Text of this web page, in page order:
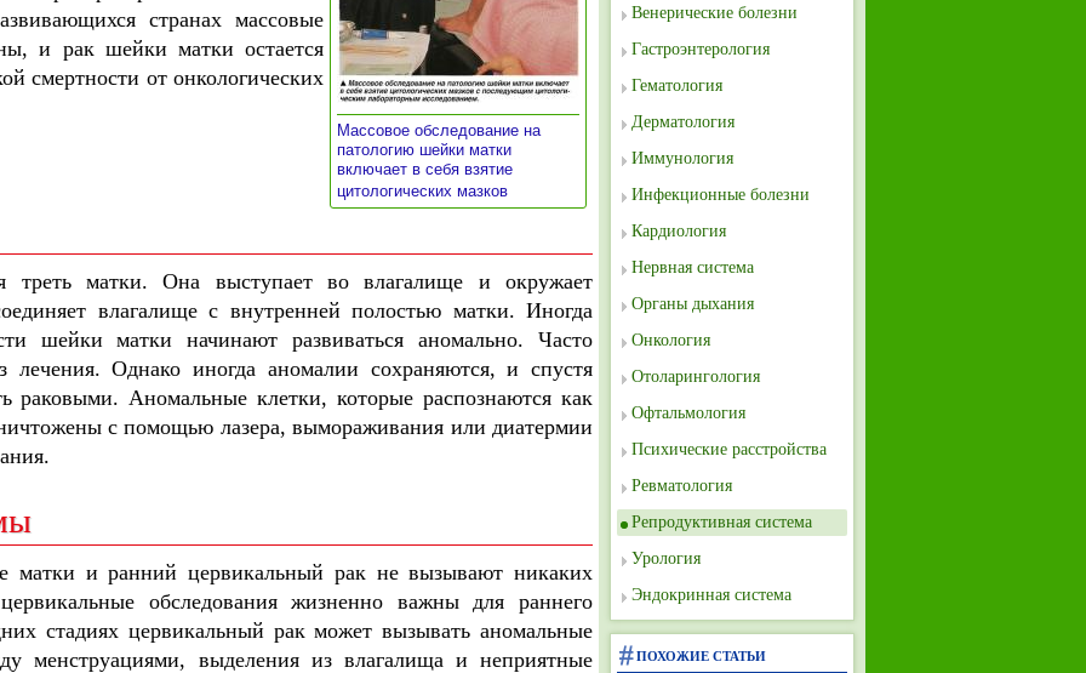
Массовое обследование на
патологию шейки матки
включает в себя взятие
цитологических мазков
странах массовые
и рак шейки матки остается
смертности от онкологических
матки. Она выступает во влагалище и окружает
влагалище с внутренней полостью матки. Иногда
шейки матки начинают развиваться аномально. Часто
лечения. Однако иногда аномалии сохраняются, и спустя
раковыми. Аномальные клетки, которые распознаются как
с помощью лазера, вымораживания или диатермии
матки и ранний цервикальный рак не вызывают никаких
обследования жизненно важны для раннего
стадиях цервикальный рак может вызывать аномальные
менструациями, выделения из влагалища и неприятные
Венерические болезни
Гастроэнтерология
Гематология
Дерматология
Иммунология
Инфекционные болезни
Кардиология
Нервная система
Органы дыхания
Онкология
Отоларингология
Офтальмология
Психические расстройства
Ревматология
Репродуктивная система
Урология
Эндокринная система
ПОХОЖИЕ СТАТЬИ